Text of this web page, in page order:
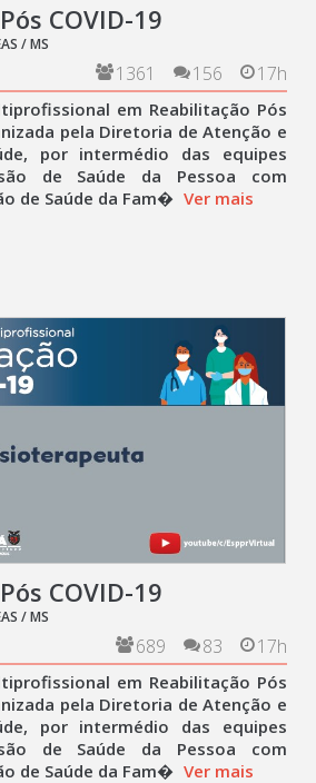
COVID-19
/ MS
17h
156
1361
em Reabilitação Pós
pela Diretoria de Atenção e
por intermédio das equipes
de Saúde da Pessoa com
de Saúde da Fam� Ver mais
COVID-19
/ MS
17h
83
689
em Reabilitação Pós
pela Diretoria de Atenção e
por intermédio das equipes
de Saúde da Pessoa com
de Saúde da Fam� Ver mais